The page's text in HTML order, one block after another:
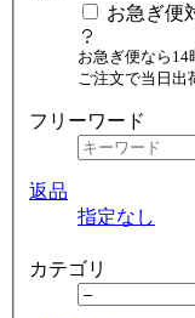
お急ぎ便
お急ぎ便なら14
ご注文で当日出
フリーワード
返品
指定なし
カテゴリ